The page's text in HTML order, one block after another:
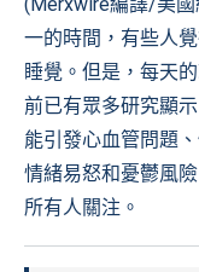
一的時間，有些人
睡覺。但是，每天
前已有眾多研究顯
能引發心血管問題
情緒易怒和憂鬱風
所有人關注。